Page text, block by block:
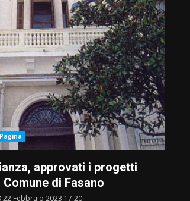
approvati i progetti
di Fasano
22 Febbraio 2023 17:20